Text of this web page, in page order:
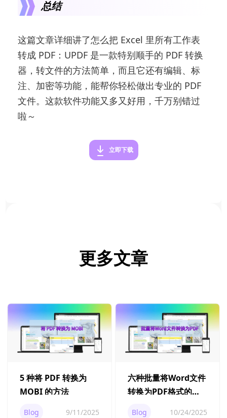
总结
这篇文章详细讲了怎么把 Excel 里所有工作表
转成 PDF：UPDF 是一款特别顺手的 PDF 转换
器，转文件的方法简单，而且它还有编辑、标
注、加密等功能，能帮你轻松做出专业的 PDF
文件。这款软件功能又多又好用，千万别错过
啦～
立即下载
更多文章
5 种将 PDF 转换为
MOBI 的方法
Blog 9/11/2025
六种批量将Word文件
转换为PDF格式的方
Blog 10/24/2025